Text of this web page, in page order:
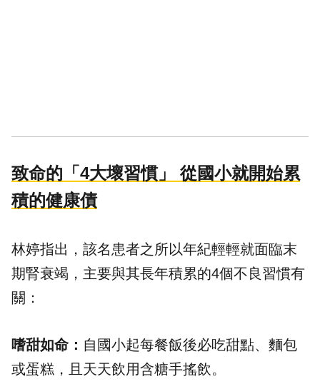
致命的「4大壞習慣」 從國小就開始累
積的健康債
林婷指出，該名患者之所以年紀輕輕就面臨末
期腎衰竭，主要與其長年積累的4個不良習慣有
關：
嗜甜如命： 自國小起每餐飯後必吃甜點、麵包
或蛋糕，且天天飲用含糖手搖飲。